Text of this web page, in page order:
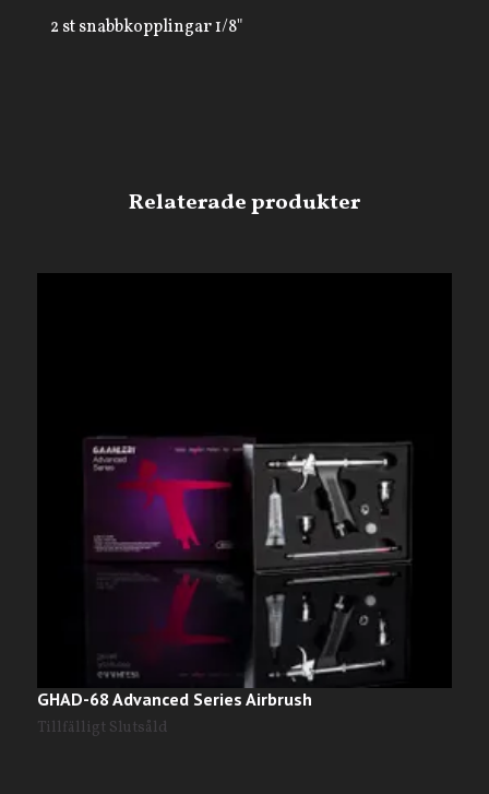
2 st snabbkopplingar 1/8"
GHAD-68 Advanced Series Airbrush
Tillfälligt Slutsåld